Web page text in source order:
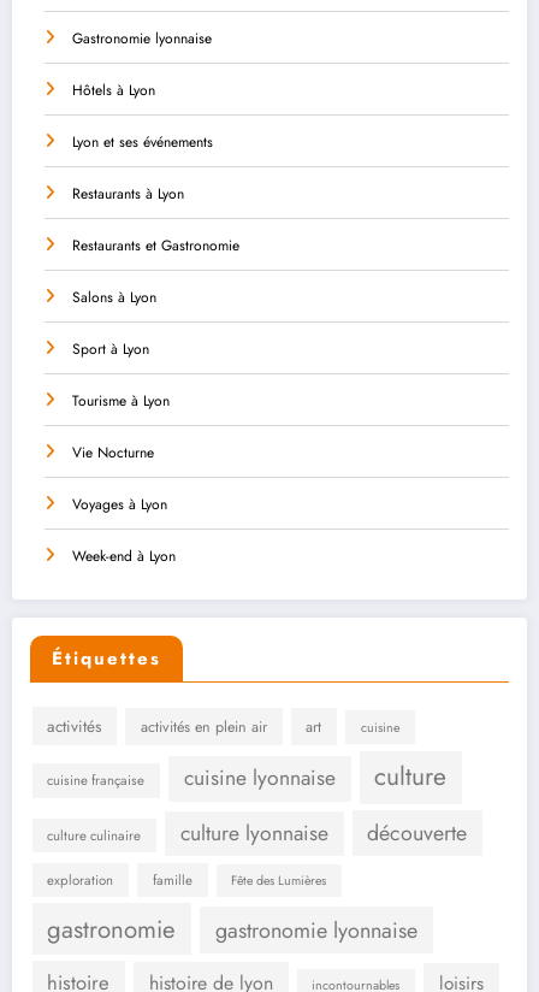
Gastronomie lyonnaise
Hôtels à Lyon
Lyon et ses événements
Restaurants à Lyon
Restaurants et Gastronomie
Salons à Lyon
Sport à Lyon
Tourisme à Lyon
Vie Nocturne
Voyages à Lyon
Week-end à Lyon
Étiquettes
activités activités en plein air art cuisine
cuisine française cuisine lyonnaise culture
culture culinaire culture lyonnaise découverte
exploration famille Fête des Lumières
gastronomie gastronomie lyonnaise
histoire histoire de lyon incontournables loisirs